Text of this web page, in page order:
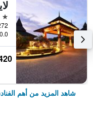
5 نجوم
0.0 كيلومتر عن وسط المدينة
420
شاهد المزيد من أهم